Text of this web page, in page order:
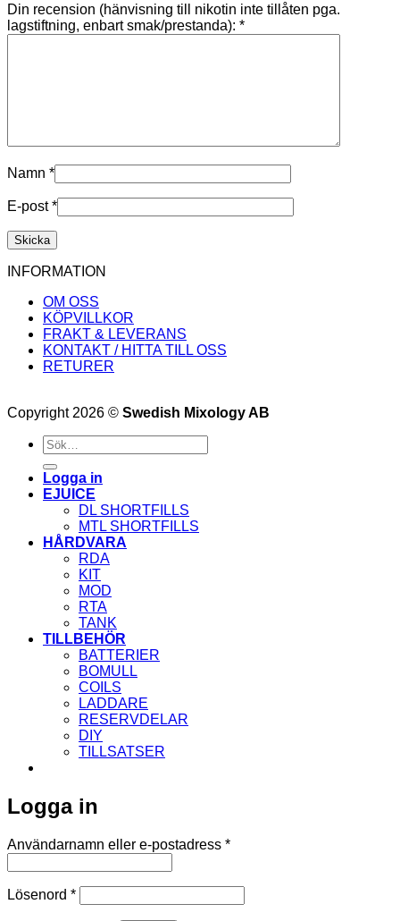
Din recension (hänvisning till nikotin inte tillåten pga.
lagstiftning, enbart smak/prestanda): *
Namn *
E-post*
INFORMATION
OM OSS
KÖPVILLKOR
FRAKT & LEVERANS
KONTAKT / HITTA TILL OSS
RETURER
Copyright 2026 © Swedish Mixology AB
Sök
efter:
Logga in
EJUICE
DL SHORTFILLS
MTL SHORTFILLS
HÅRDVARA
RDA
KIT
MOD
RTA
TANK
TILLBEHÖR
BATTERIER
BOMULL
COILS
LADDARE
RESERVDELAR
DIY
TILLSATSER
Logga in
Användarnamn eller e-postadress *Obligatoriskt
Lösenord *Obligatoriskt